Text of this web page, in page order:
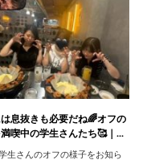
息抜きも必要だね🌈オフの
喫中の学生さんたち🥰｜...
生さんのオフの様子をお知ら